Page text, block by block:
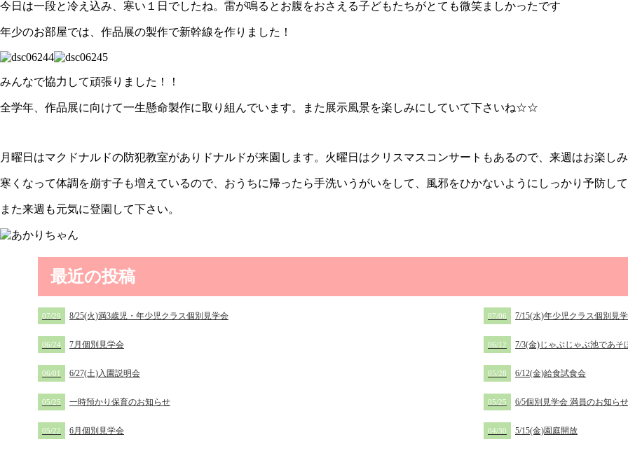
今日は一段と冷え込み、寒い１日でしたね。雷が鳴るとお腹をおさえる子どもたちがとても微笑ましかったです
年少のお部屋では、作品展の製作で新幹線を作りました！
みんなで協力して頑張りました！！
全学年、作品展に向けて一生懸命製作に取り組んでいます。また展示風景を楽しみにしていて下さいね☆☆
月曜日はマクドナルドの防犯教室がありドナルドが来園します。火曜日はクリスマスコンサートもあるので、来週はお楽し
寒くなって体調を崩す子も増えているので、おうちに帰ったら手洗いうがいをして、風邪をひかないようにしっかり予防して
また来週も元気に登園して下さい。
最近の投稿
07/29 8/25(火)満3歳児・年少児クラス個別見学会 07/06 7/15(水)年少児クラス個別見
06/24 7月個別見学会 06/12 7/3(金)じゃぶじゃぶ池であそ
06/01 6/27(土)入園説明会 05/28 6/12(金)給食試食会
05/25 一時預かり保育のお知らせ 05/25 6/5個別見学会 満員のお知らせ
05/22 6月個別見学会 04/30 5/15(金)園庭開放